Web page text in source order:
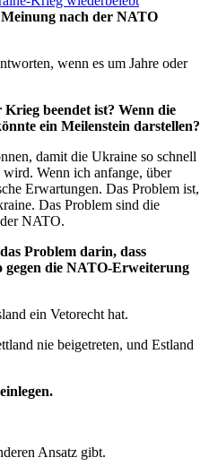
nach der NATO
wenn es um Jahre oder
beendet ist? Wenn die
ein Meilenstein darstellen?
damit die Ukraine so schnell
Wenn ich anfange, über
Erwartungen. Das Problem ist,
Das Problem sind die
NATO.
Problem darin, dass
gegen die NATO-Erweiterung
ein Vetorecht hat.
nie beigetreten, und Estland
Ansatz gibt.